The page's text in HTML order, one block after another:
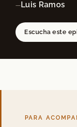
— Luis Ramos
Escucha este
PARA